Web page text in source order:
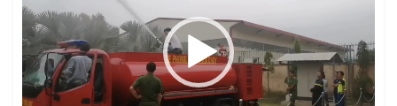
Video